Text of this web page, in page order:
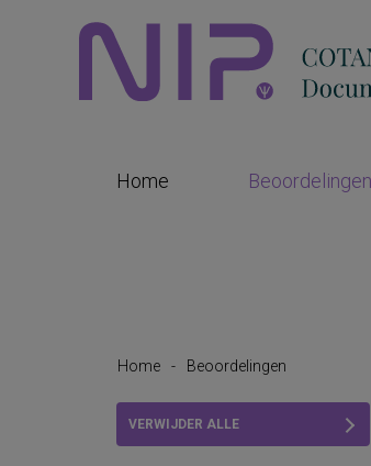
Home Beoordelingen
Home - Beoordelingen
VERWIJDER ALLE